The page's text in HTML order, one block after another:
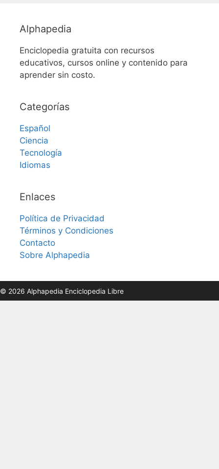
Alphapedia
Enciclopedia gratuita con recursos
educativos, cursos online y contenido para
aprender sin costo.
Categorías
Español
Ciencia
Tecnología
Idiomas
Enlaces
Política de Privacidad
Términos y Condiciones
Contacto
Sobre Alphapedia